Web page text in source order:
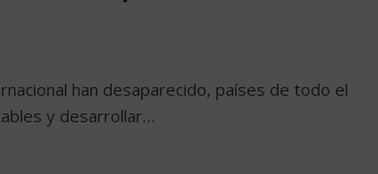
han desaparecido, países de todo el
y desarrollar…